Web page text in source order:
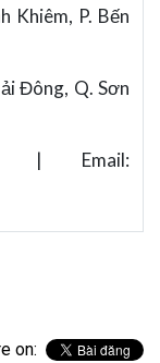
Khiêm, P. Bến
Đông, Q. Sơn
| Email:
on: